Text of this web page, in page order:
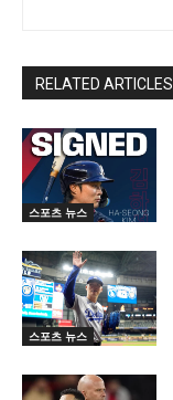
RELATED ARTICLES
스포츠 뉴스
스포츠 뉴스